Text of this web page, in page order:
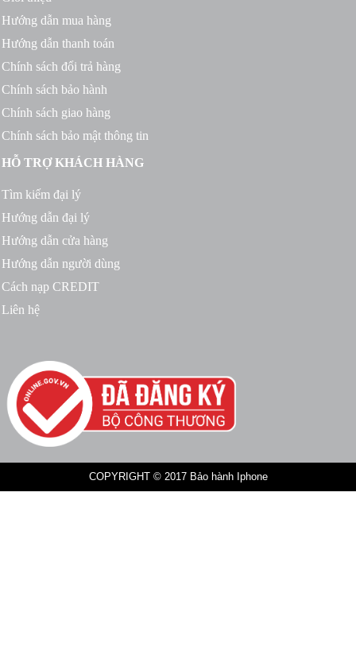
Hướng dẫn mua hàng
Hướng dẫn thanh toán
Chính sách đổi trả hàng
Chính sách bảo hành
Chính sách giao hàng
Chính sách bảo mật thông tin
HỖ TRỢ KHÁCH HÀNG
Tìm kiếm đại lý
Hướng dẫn đại lý
Hướng dẫn cửa hàng
Hướng dẫn người dùng
Cách nạp CREDIT
Liên hệ
COPYRIGHT © 2017 Bảo hành Iphone